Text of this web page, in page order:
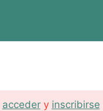
accedery inscribirse